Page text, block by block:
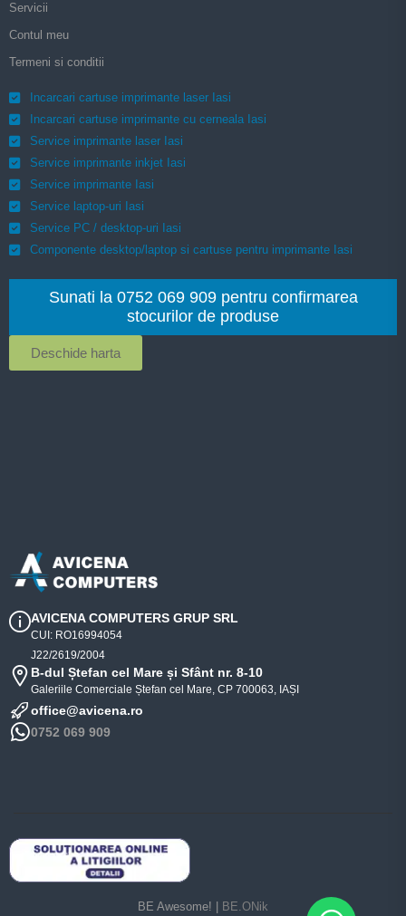
AVICENA COMPUTERS GRUP SRL
CUI: RO16994054
J22/2619/2004
B-dul Ștefan cel Mare și Sfânt nr. 8-10
Galeriile Comerciale Ștefan cel Mare, CP 700063, IAȘI
office@avicena.ro
0752 069 909
Servicii
Contul meu
Termeni si conditii
Incarcari cartuse imprimante laser Iasi
Incarcari cartuse imprimante cu cerneala Iasi
Service imprimante laser Iasi
Service imprimante inkjet Iasi
Service imprimante Iasi
Service laptop-uri Iasi
Service PC / desktop-uri Iasi
Componente desktop/laptop si cartuse pentru imprimante Iasi
Sunati la 0752 069 909 pentru confirmarea
stocurilor de produse
Deschide harta
BE Awesome! | BE.ONik